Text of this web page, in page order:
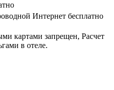
Интернет бесплатно
картами запрещен, Расчет
в отеле.